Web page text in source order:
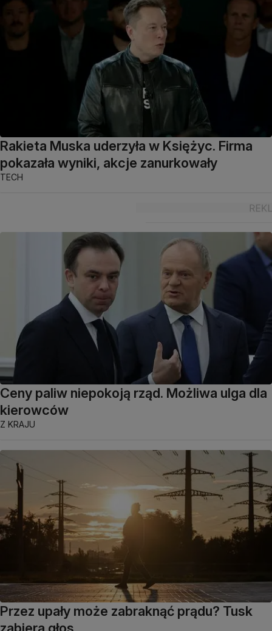
Rakieta Muska uderzyła w Księżyc. Firma
pokazała wyniki, akcje zanurkowały
TECH
Ceny paliw niepokoją rząd. Możliwa ulga dla
kierowców
Z KRAJU
Przez upały może zabraknąć prądu? Tusk